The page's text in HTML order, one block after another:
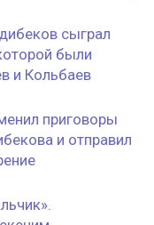
сыграл
были
и Кольбаев
приговоры
и отправил